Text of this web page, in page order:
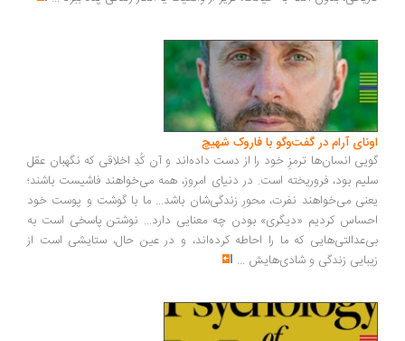
اونای آرام در گفت‌وگو با فاروک شهیچ‭
گویی انسان‌ها ترمزِ خود را از دست داده‌اند و آن کُدِ اخلاقی که نگهبان عقل
سلیم بود، فروریخته است. در دنیای امروز، همه می‌خواهند فاشیست باشند؛
یعنی می‌خواهند نفرت، محورِ زندگی‌شان باشد... ما با گوشت و پوست خود
احساس کردیم «دیگری» بودن چه معنایی دارد... نوشتن پاسخی است به
بی‌عدالتی‌هایی که ما را احاطه کرده‌اند، و در عین حال، ستایشی است از
زیبایی زندگی و شادی‌هایش ...